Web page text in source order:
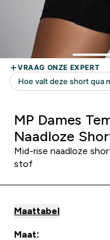
MP Dames
Naadloze
Mid-rise naadloze
stof
Maattabel
Maat: